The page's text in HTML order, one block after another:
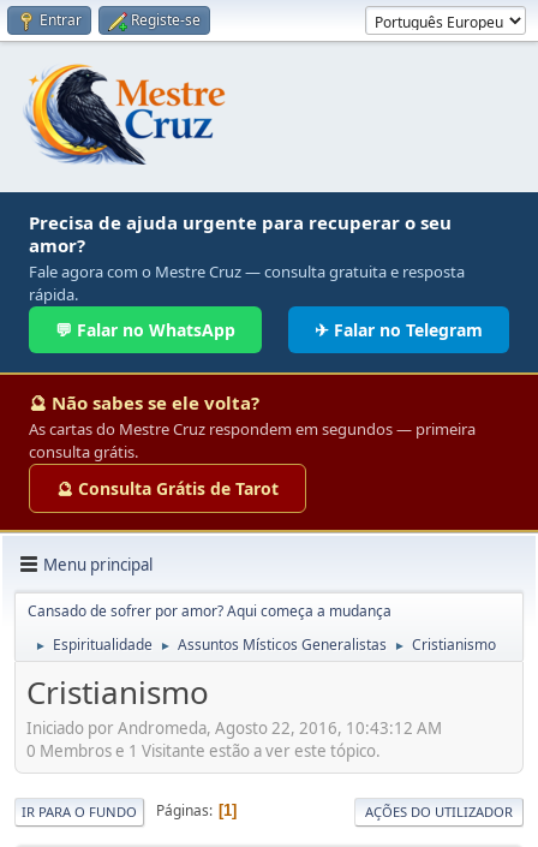
Entrar Registe-se
Precisa de ajuda urgente para recuperar o seu
amor?
Fale agora com o Mestre Cruz — consulta gratuita e resposta
rápida.
💬 Falar no WhatsApp ✈ Falar no Telegram
🔮 Não sabes se ele volta?
As cartas do Mestre Cruz respondem em segundos — primeira
consulta grátis.
🔮 Consulta Grátis de Tarot
Menu principal
Cansado de sofrer por amor? Aqui começa a mudança
► Espiritualidade ► Assuntos Místicos Generalistas ► Cristianismo
Cristianismo
Iniciado por Andromeda, Agosto 22, 2016, 10:43:12 AM
0 Membros e 1 Visitante estão a ver este tópico.
IR PARA O FUNDO Páginas 1 AÇÕES DO UTILIZADOR